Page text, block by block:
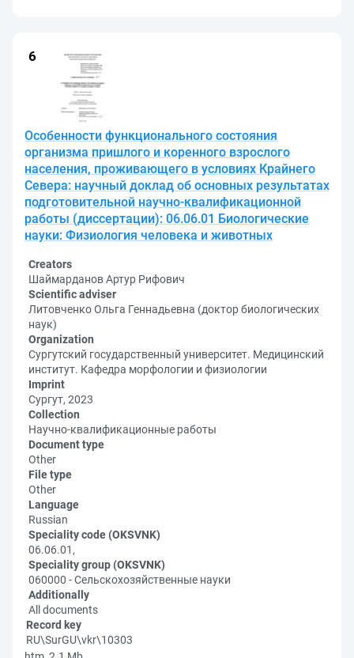
Особенности функционального состояния
организма пришлого и коренного взрослого
населения, проживающего в условиях Крайнего
Севера: научный доклад об основных результатах
подготовительной научно-квалификационной
работы (диссертации): 06.06.01 Биологические
науки: Физиология человека и животных
Creators
Шаймарданов Артур Рифович
Scientific adviser
Литовченко Ольга Геннадьевна (доктор биологических
наук)
Organization
Сургутский государственный университет. Медицинский
институт. Кафедра морфологии и физиологии
Imprint
Сургут, 2023
Collection
Научно-квалификационные работы
Document type
Other
File type
Other
Language
Russian
Speciality code (OKSVNK)
06.06.01,
Speciality group (OKSVNK)
060000 - Сельскохозяйственные науки
Additionally
All documents
Record key
RU\SurGU\vkr\10303